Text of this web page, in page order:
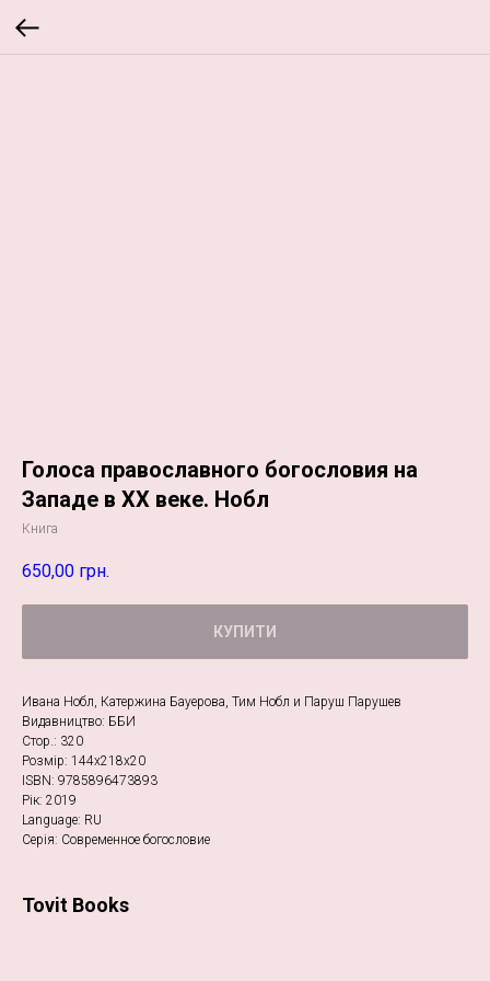
Голоса православного богословия на
Западе в ХХ веке. Нобл
Книга
650,00 грн.
КУПИТИ
Ивана Нобл, Катержина Бауерова, Тим Нобл и Паруш Парушев
Видавництво: ББИ
Стор.: 320
Розмір: 144х218х20
ISBN: 9785896473893
Рік: 2019
Language: RU
Серія: Современное богословие
Tovit Books